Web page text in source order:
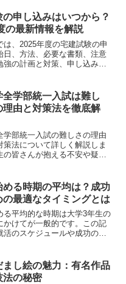
れるようサポートします。
の申し込みはいつから？
の最新情報を解説
は、2025年度の宅建試験の申
日、方法、必要な書類、注意
強の計画と対策、申し込み後
ーズに申し込みを行い、試験
た準備を進めるための情報を
。
全学部統一入試は難し
理由と対策法を徹底解
学部統一入試の難しさの理由
策法について詳しく解説しま
の皆さんが抱える不安や疑問
める時期の平均は？成功
の最適なタイミングとは
る平均的な時期は大学3年生の
かけてが一般的です。この記
活のスケジュールや成功のた
まし絵の魅力：有名作品
法の秘密